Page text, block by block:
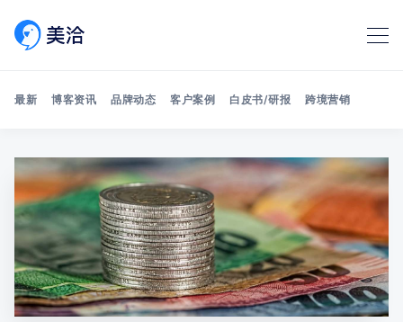
Search 美洽博客
最新 博客资讯 品牌动态 客户案例 白皮书/研报 跨境营销